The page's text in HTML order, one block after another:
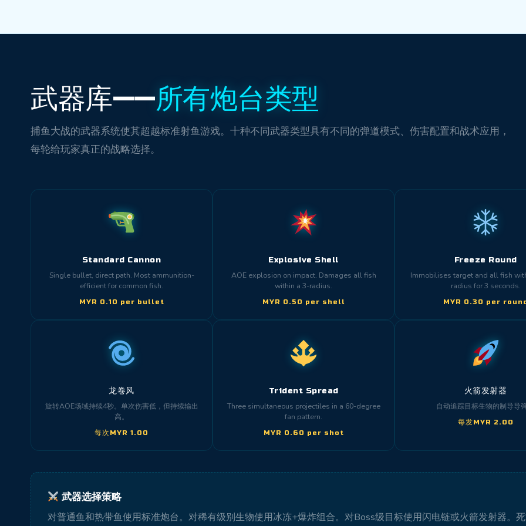
武器库——所有炮台类型
捕鱼大战的武器系统使其超越标准射鱼游戏。十种不同武器类型具有不同的弹道模式、伤害配置和战术应用，
每轮给玩家真正的战略选择。
Standard Cannon
Single bullet, direct path. Most ammunition-
efficient for common fish.
MYR 0.10 per bullet
Explosive Shell
AOE explosion on impact. Damages all fish
within a 3-radius.
MYR 0.50 per shell
Freeze Round
Immobilises target and all fish
radius for 3 seconds.
MYR 0.30 per
龙卷风
旋转AOE场域持续4秒。单次伤害低，但持续输出
高。
每次MYR 1.00
Trident Spread
Three simultaneous projectiles in a 60-degree
fan pattern.
MYR 0.60 per shot
火箭发射器
自动追踪目标生物的制导导
每发MYR 2.00
武器选择策略
对普通鱼和热带鱼使用标准炮台。对稀有级别生物使用冰冻+爆炸组合。对Boss级目标使用闪电链或火箭发射器。